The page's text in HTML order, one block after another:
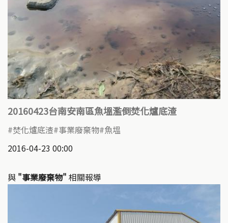
20160423台南安南區魚塭濫倒焚化爐底渣
焚化爐底渣 事業廢棄物 魚塭
2016-04-23 00:00
與 "事業廢棄物" 相關報導